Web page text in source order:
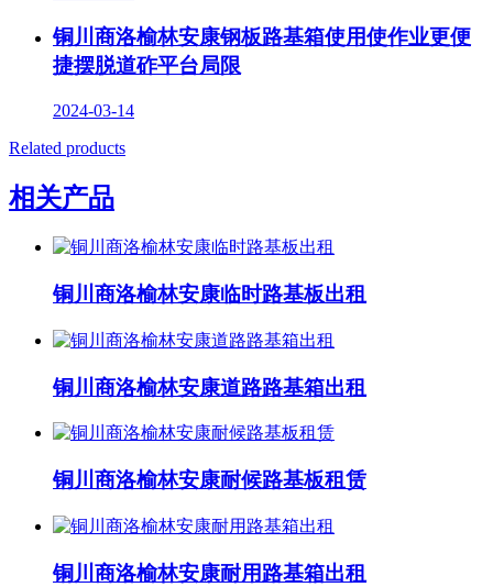
铜川商洛榆林安康钢板路基箱使用使作业更便
捷摆脱道砟平台局限
2024-03-14
Related products
相关产品
铜川商洛榆林安康临时路基板出租
铜川商洛榆林安康道路路基箱出租
铜川商洛榆林安康耐候路基板租赁
铜川商洛榆林安康耐用路基箱出租